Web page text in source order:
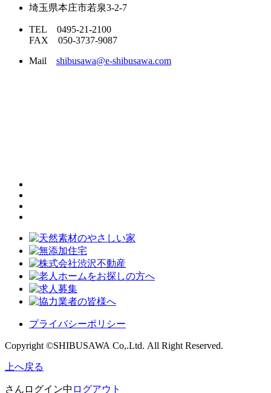
埼玉県本庄市若泉3-2-7
TEL 0495-21-2100
FAX 050-3737-9087
Mail shibusawa@e-shibusawa.com
プライバシーポリシー
Copyright ©SHIBUSAWA Co,.Ltd. All Right Reserved.
上へ戻る
さんログイン中 ログアウト